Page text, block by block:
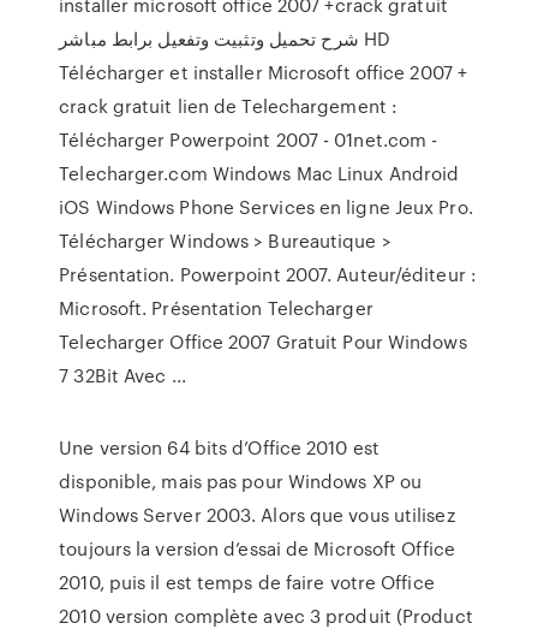
شرح تحميل وتثبيت وتفعيل برابط مباشر HD
Télécharger et installer Microsoft office 2007 +
crack gratuit lien de Telechargement :
Télécharger Powerpoint 2007 - 01net.com -
Telecharger.com Windows Mac Linux Android
iOS Windows Phone Services en ligne Jeux Pro.
Télécharger Windows > Bureautique >
Présentation. Powerpoint 2007. Auteur/éditeur :
Microsoft. Présentation Telecharger
Telecharger Office 2007 Gratuit Pour Windows
7 32Bit Avec ...
Une version 64 bits d’Office 2010 est
disponible, mais pas pour Windows XP ou
Windows Server 2003. Alors que vous utilisez
toujours la version d’essai de Microsoft Office
2010, puis il est temps de faire votre Office
2010 version complète avec 3 produit (Product